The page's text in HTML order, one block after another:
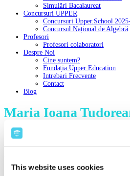
This website uses cookies
Simulări Bacalaureat
Concursuri UPPER
Concursuri Upper.School
Concursul Național de Algebră
Profesori
Profesori colaboratori
Despre Noi
Cine suntem?
Fundația Upper Education
Intrebari Frecvente
Contact
Blog
Maria Ioana
Participant la: Upper.Math
Aducem impreună, online, profesori de excepție